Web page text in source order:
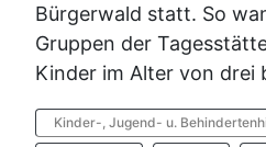
Bürgerwald statt. So
Gruppen der
Kinder im Alter von drei
Kinder-, Jugend- u.